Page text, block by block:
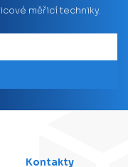
měřicí techniky.
Kontakty